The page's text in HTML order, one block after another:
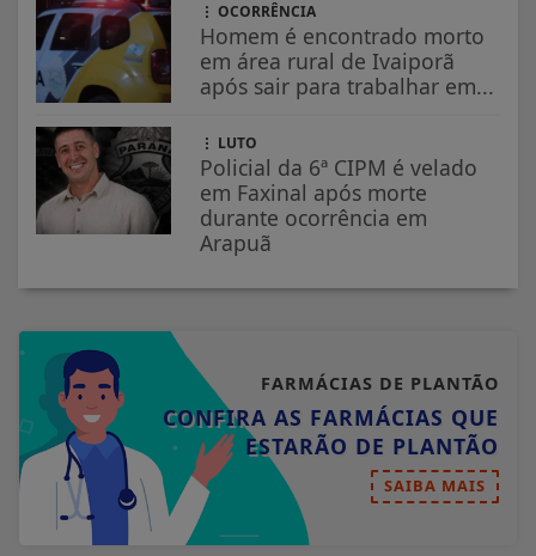
OCORRÊNCIA
Homem é encontrado morto
em área rural de Ivaiporã
após sair para trabalhar em...
LUTO
Policial da 6ª CIPM é velado
em Faxinal após morte
durante ocorrência em
Arapuã
FARMÁCIAS DE PLANTÃO
CONFIRA AS FARMÁCIAS QUE
ESTARÃO DE PLANTÃO
SAIBA MAIS